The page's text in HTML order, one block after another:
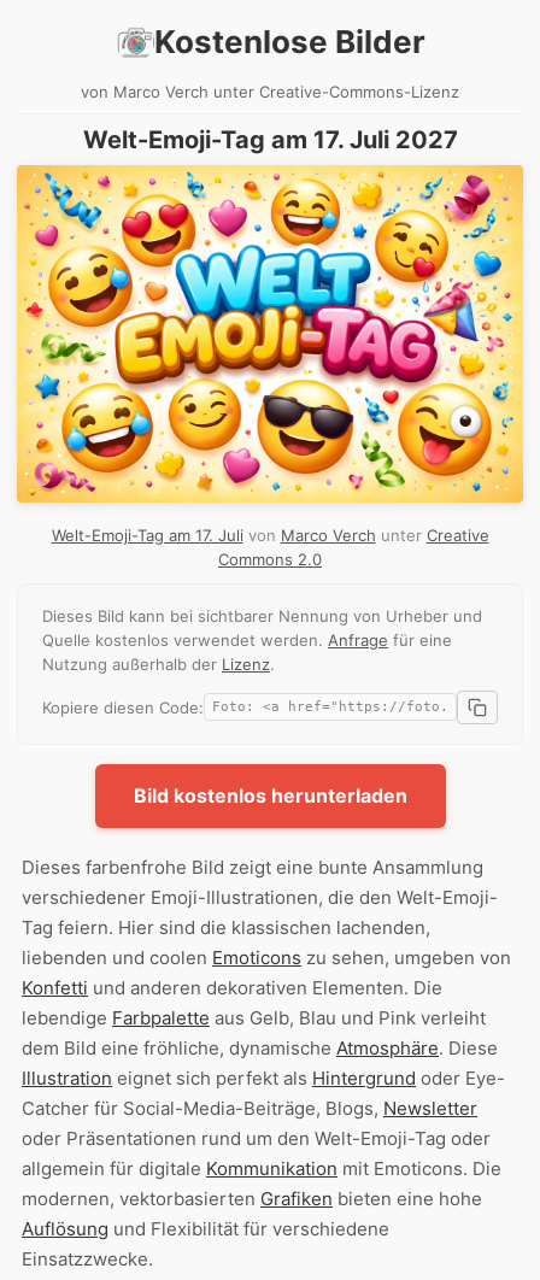
Kostenlose Bilder
von Marco Verch unter Creative-Commons-Lizenz
Welt-Emoji-Tag am 17. Juli 2027
Welt-Emoji-Tag am 17. Juli von Marco Verch unter Creative
Commons 2.0
Dieses Bild kann bei sichtbarer Nennung von Urheber und
Quelle kostenlos verwendet werden. Anfrage für eine
Nutzung außerhalb der Lizenz.
Kopiere diesen Code:
Bild kostenlos herunterladen
Dieses farbenfrohe Bild zeigt eine bunte Ansammlung
verschiedener Emoji-Illustrationen, die den Welt-Emoji-
Tag feiern. Hier sind die klassischen lachenden,
liebenden und coolen Emoticons zu sehen, umgeben von
Konfetti und anderen dekorativen Elementen. Die
lebendige Farbpalette aus Gelb, Blau und Pink verleiht
dem Bild eine fröhliche, dynamische Atmosphäre. Diese
Illustration eignet sich perfekt als Hintergrund oder Eye-
Catcher für Social-Media-Beiträge, Blogs, Newsletter
oder Präsentationen rund um den Welt-Emoji-Tag oder
allgemein für digitale Kommunikation mit Emoticons. Die
modernen, vektorbasierten Grafiken bieten eine hohe
Auflösung und Flexibilität für verschiedene
Einsatzzwecke.